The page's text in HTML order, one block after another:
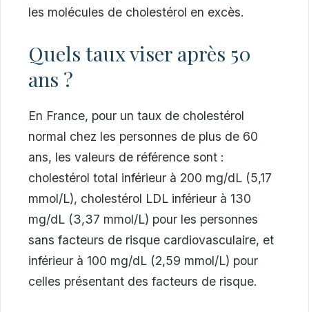
les molécules de cholestérol en excès.
Quels taux viser après 50
ans ?
En France, pour un taux de cholestérol
normal chez les personnes de plus de 60
ans, les valeurs de référence sont :
cholestérol total inférieur à 200 mg/dL (5,17
mmol/L), cholestérol LDL inférieur à 130
mg/dL (3,37 mmol/L) pour les personnes
sans facteurs de risque cardiovasculaire, et
inférieur à 100 mg/dL (2,59 mmol/L) pour
celles présentant des facteurs de risque.